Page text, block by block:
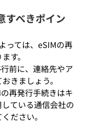
すべきポイン
っては、eSIMの再
す。
前に、連絡先やア
きましょう。
再発行手続きはキ
ている通信会社の
ださい。